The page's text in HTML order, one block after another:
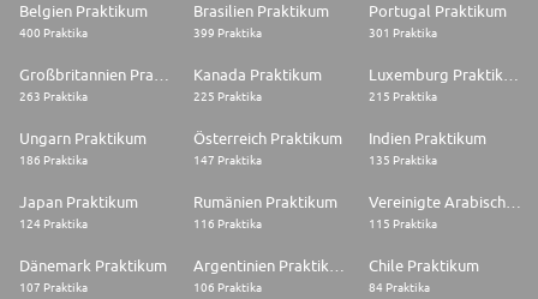
Belgien Praktikum
400 Praktika
Brasilien Praktikum
399 Praktika
Portugal Praktikum
301 Praktika
263 Praktika
Kanada Praktikum
225 Praktika 215 Praktika
Ungarn Praktikum
186 Praktika
Österreich Praktikum
147 Praktika
Indien Praktikum
135 Praktika
Japan Praktikum
124 Praktika
Rumänien Praktikum
116 Praktika
Vereinigte Arabische Emirate Praktikum
115 Praktika
Dänemark Praktikum
107 Praktika 106 Praktika
Chile Praktikum
84 Praktika